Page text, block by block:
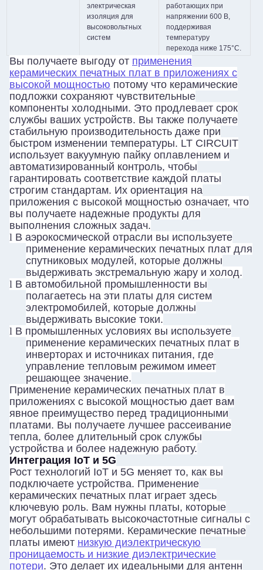
Оставьте сообщение
Мы скоро тебе перезвоним!
электрическая
изоляция для
высоковольтных
систем
работающих при
напряжении 600 В,
поддерживая
температуру
перехода ниже 175°C.
Вы получаете выгоду от применения
керамических печатных плат в приложениях с
высокой мощностью потому что керамические
подложки сохраняют чувствительные
компоненты холодными. Это продлевает срок
службы ваших устройств. Вы также получаете
стабильную производительность даже при
быстром изменении температуры. LT CIRCUIT
использует вакуумную пайку оплавлением и
автоматизированный контроль, чтобы
гарантировать соответствие каждой платы
строгим стандартам. Их ориентация на
приложения с высокой мощностью означает, что
вы получаете надежные продукты для
выполнения сложных задач.
l В аэрокосмической отрасли вы используете
применение керамических печатных плат для
спутниковых модулей, которые должны
выдерживать экстремальную жару и холод.
l В автомобильной промышленности вы
полагаетесь на эти платы для систем
электромобилей, которые должны
выдерживать высокие токи.
l В промышленных условиях вы используете
применение керамических печатных плат в
инверторах и источниках питания, где
управление тепловым режимом имеет
решающее значение.
Применение керамических печатных плат в
приложениях с высокой мощностью дает вам
явное преимущество перед традиционными
платами. Вы получаете лучшее рассеивание
тепла, более длительный срок службы
устройства и более надежную работу.
Интеграция IoT и 5G
Рост технологий IoT и 5G меняет то, как вы
подключаете устройства. Применение
керамических печатных плат играет здесь
ключевую роль. Вам нужны платы, которые
могут обрабатывать высокочастотные сигналы с
небольшими потерями. Керамические печатные
платы имеют низкую диэлектрическую
проницаемость и низкие диэлектрические
потери. Это делает их идеальными для антенн